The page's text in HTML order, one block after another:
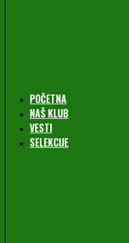
POČETNA
NAŠ KLUB
VESTI
SELEKCIJE